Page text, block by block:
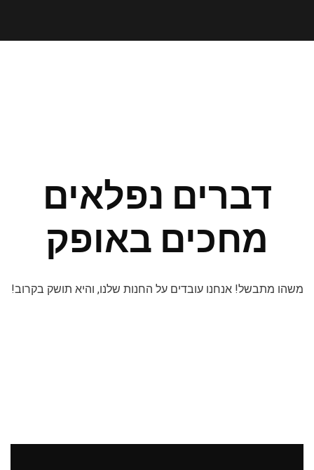
דברים נפלאים
מחכים באופק
משהו מתבשל! אנחנו עובדים על החנות שלנו, והיא תושק בקרוב!